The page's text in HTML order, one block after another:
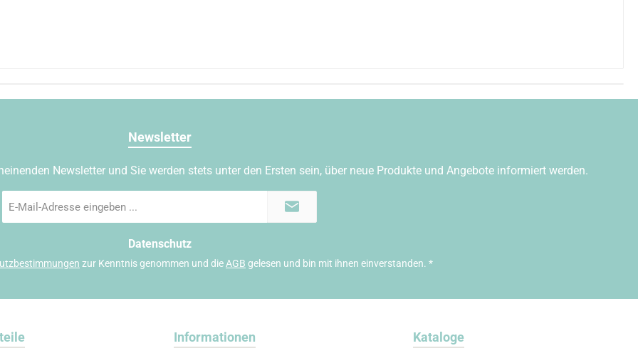
Newsletter
Newsletter und Sie werden stets unter den Ersten sein, über neue Produkte und Angebote informiert werden.
Mail-
Datenschutz
zur Kenntnis genommen und die AGB gelesen und bin mit ihnen einverstanden. *
Informationen Kataloge